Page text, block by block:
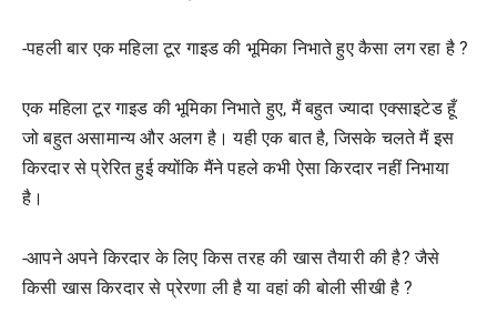
-पहली बार एक महिला टूर गाइड की भूमिका निभाते हुए कैसा लग रहा है ?
एक महिला टूर गाइड की भूमिका निभाते हुए, मैं बहुत ज्यादा एक्साइटेड हूँ
जो बहुत असामान्य और अलग है। यही एक बात है, जिसके चलते मैं इस
किरदार से प्रेरित हुई क्योंकि मैंने पहले कभी ऐसा किरदार नहीं निभाया
है।
-आपने अपने किरदार के लिए किस तरह की खास तैयारी की है? जैसे
किसी खास किरदार से प्रेरणा ली है या वहां की बोली सीखी है ?